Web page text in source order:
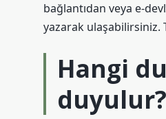
bağlantıdan veya e-
yazarak ulaşabilirsiniz.
Hangi
duyulur?